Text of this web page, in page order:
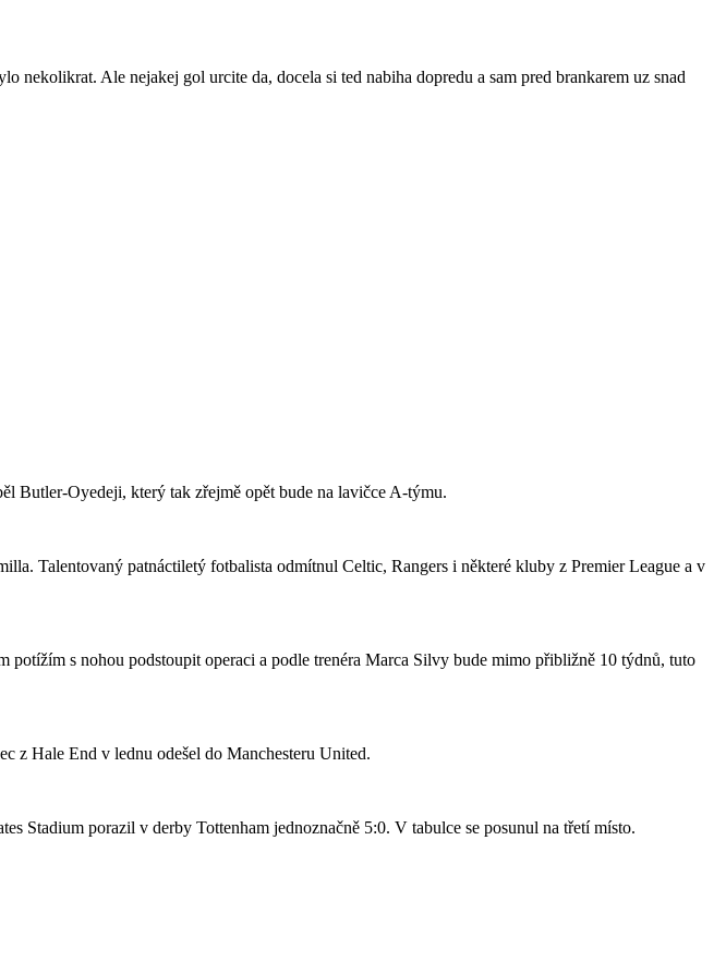
nekolikrat. Ale nejakej gol urcite da, docela si ted nabiha dopredu a sam pred brankarem uz snad
Butler-Oyedeji, který tak zřejmě opět bude na lavičce A-týmu.
Talentovaný patnáctiletý fotbalista odmítnul Celtic, Rangers i některé kluby z Premier League a v
s nohou podstoupit operaci a podle trenéra Marca Silvy bude mimo přibližně 10 týdnů, tuto
z Hale End v lednu odešel do Manchesteru United.
Stadium porazil v derby Tottenham jednoznačně 5:0. V tabulce se posunul na třetí místo.